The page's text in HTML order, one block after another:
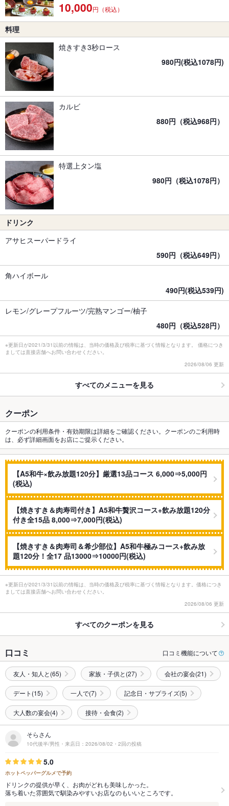
10,000円（税込）
料理
焼きすき3秒ロース
980円(税込1078円)
カルビ
880円（税込968円）
特選上タン塩
980円（税込1078円）
ドリンク
アサヒスーパードライ
590円（税込649円）
角ハイボール
490円(税込539円)
レモン/グレープフルーツ/完熟マンゴー/柚子
480円（税込528円）
※更新日が2021/3/31以前の情報は、当時の価格及び税率に基づく情報となります。 価格につき
ましては直接店舗へお問い合わせください。
2026/08/06 更新
すべてのメニューを見る
クーポン
クーポンの利用条件・有効期限は詳細をご確認ください。クーポンのご利用時
は、必ず詳細画面をお店にご提示ください。
【A5和牛×飲み放題120分】厳選13品コース 6,000⇒5,000円
(税込)
【焼きすき＆肉寿司付き】A5和牛贅沢コース+飲み放題120分
付き全15品 8,000⇒7,000円(税込)
【焼きすき＆肉寿司＆希少部位】A5和牛極みコース+飲み放
題120分！全17 品13000⇒10000円(税込)
※更新日が2021/3/31以前の情報は、当時の価格及び税率に基づく情報となります。価格につき
ましては直接店舗へお問い合わせください。
2026/08/06 更新
すべてのクーポンを見る
口コミ 口コミ機能について
友人・知人と(65) 家族・子供と(27) 会社の宴会(21)
デート(15) 一人で(7) 記念日・サプライズ(5)
大人数の宴会(4) 接待・会食(2)
そらさん
10代後半/男性・来店日：2026/08/02・2回の投稿
5.0
ホットペッパーグルメで予約
ドリンクの提供が早く、お肉がどれも美味しかった。
落ち着いた雰囲気で馴染みやすいお店なのもいいところです。